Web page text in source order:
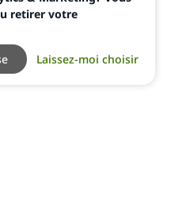
retirer votre
Laissez-moi choisir